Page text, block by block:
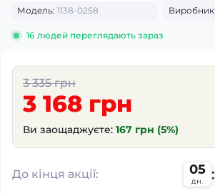
Модель: 1138-0258 Виробник:
16 людей переглядають зараз
3 335 грн
3 168 грн
Ви заощаджуєте: 167 грн (5%)
До кінця акції: 05
дн. :